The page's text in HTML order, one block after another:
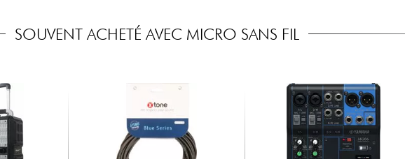
SOUVENT ACHETÉ AVEC MICRO SANS FIL